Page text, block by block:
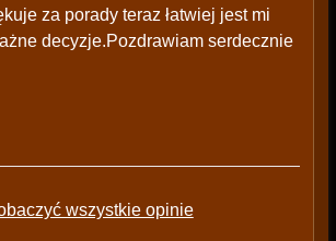
za porady teraz łatwiej jest mi
decyzje.Pozdrawiam serdecznie
wszystkie opinie